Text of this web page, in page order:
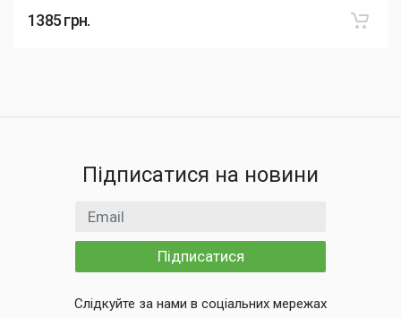
1385грн.
Підписатися на новини
Email
Підписатися
Слідкуйте за нами в соціальних мережах